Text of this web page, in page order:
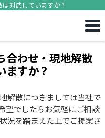
対応していますか？
合わせ・現地解散
ますか？
解散につきましては当社で
望でしたらお気軽にご相談
況を踏まえた上でご提案さ